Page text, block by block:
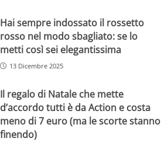
Hai sempre indossato il rossetto
rosso nel modo sbagliato: se lo
metti così sei elegantissima
13 Dicembre 2025
Il regalo di Natale che mette
d’accordo tutti è da Action e costa
meno di 7 euro (ma le scorte stanno
finendo)